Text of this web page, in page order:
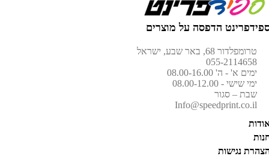
הדפסה על מוצרים
טרומפלדור 68, באר שבע, ישראל
055-2114658
ימים א' - ה' 08.00-16.00
ימי שישי - 08.00-12.00
שבת – סגור
Info@speedprint.co.il
נגישות